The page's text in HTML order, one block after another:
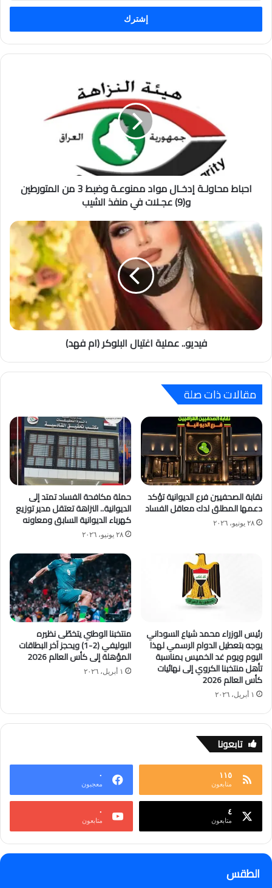
الإلكتروني
احباط محاولـة إدخـال مواد ممنوعـة وضبط 3 من المتورطين
و(9) عجـلات في منفذ الشيب
فيديو.. عملية اغتيال البلوكر (ام فهد)
مقالات ذات صلة
نقابة الصحفيين فرع الديوانية تؤكد
دعمها المطلق لدك معاقل الفساد
٢٨ يونيو، ٢٠٢٦
حملة مكافحة الفساد تمتد إلى
الديوانية.. النزاهة تعتقل مدير توزيع
كهرباء الديوانية السابق ومعاونه
٢٨ يونيو، ٢٠٢٦
رئيس الوزراء محمد شياع السوداني
يوجه بتعطيل الدوام الرسمي لهذا
اليوم ويوم غد الخميس بمناسبة
تأهل منتخبنا الكروي إلى نهائيات
كأس العالم 2026
١ أبريل، ٢٠٢٦
منتخبنا الوطني يتخطّى نظيره
البوليفي (2-1) ويحجز آخر البطاقات
المؤهلة إلى كأس العالم 2026
١ أبريل، ٢٠٢٦
تابعونا
١١٥
متابعون
٠
معجبون
٤
متابعون
٠
متابعون
الطقس